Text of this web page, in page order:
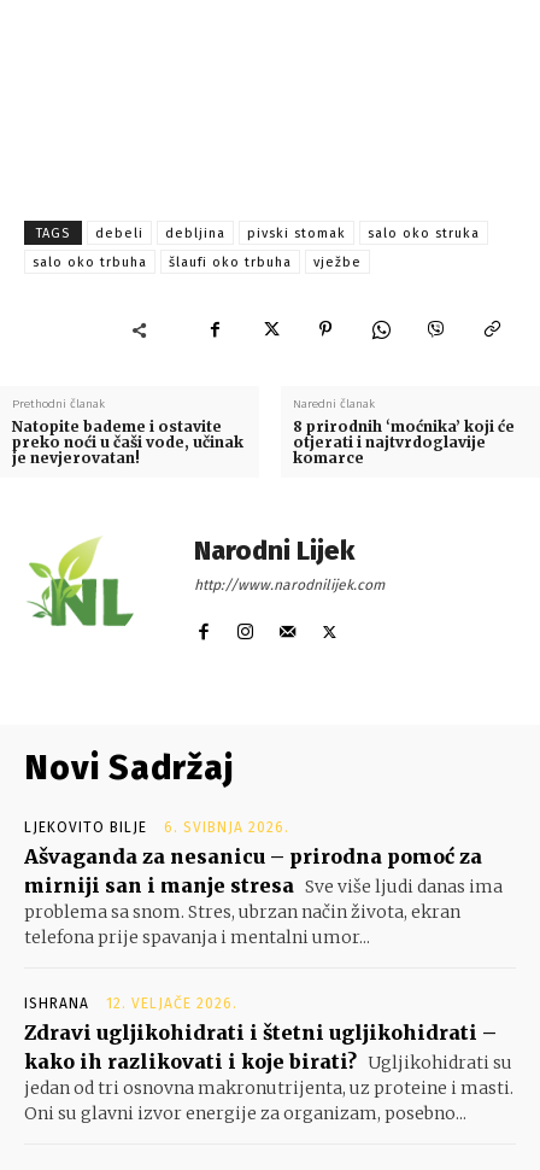
TAGS debeli debljina pivski stomak
salo oko struka
salo oko trbuha
šlaufi oko trbuha vježbe
Prethodni članak
Natopite bademe i ostavite
preko noći u čaši vode, učinak
je nevjerovatan!
Naredni članak
8 prirodnih ‘moćnika’ koji će
otjerati i najtvrdoglavije
komarce
Narodni Lijek
http://www.narodnilijek.com
Novi Sadržaj
LJEKOVITO BILJE 6. SVIBNJA 2026.
Ašvaganda za nesanicu – prirodna pomoć za
mirniji san i manje stresa Sve više ljudi danas ima
problema sa snom. Stres, ubrzan način života, ekran
telefona prije spavanja i mentalni umor...
ISHRANA 12. VELJAČE 2026.
Zdravi ugljikohidrati i štetni ugljikohidrati –
kako ih razlikovati i koje birati? Ugljikohidrati su
jedan od tri osnovna makronutrijenta, uz proteine i masti.
Oni su glavni izvor energije za organizam, posebno...